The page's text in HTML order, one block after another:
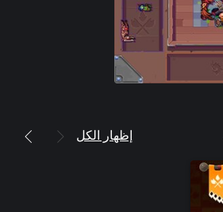
إظهار الكل